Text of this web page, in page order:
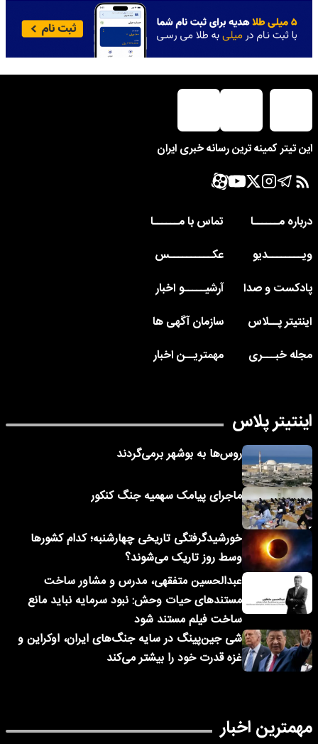
این تیتر کمینه ترین رسانه خبری ایران
درباره مــــــا
تماس با مــــــا
ویــــــــدیو
عکــــــــــس
پادکست و صدا
آرشیـــــو اخبار
اینتیتر پــلاس
سازمان آگهی ها
مجله خبـــری
مهمتریــن اخبار
اینتیتر پلاس
روس‌ها به بوشهر برمی‌گردند
ماجرای پیامک‌ سهمیه جنگ کنکور
خورشیدگرفتگی تاریخی چهارشنبه؛ کدام کشورها
وسط روز تاریک می‌شوند؟
عبدالحسین متفقهی، مدرس و مشاور ساخت
مستندهای حیات وحش: نبود سرمایه نباید مانع
ساخت فیلم مستند شود
شی جین‌پینگ در سایه جنگ‌های ایران، اوکراین و
غزه قدرت خود را بیشتر می‌کند
مهمترین اخبار